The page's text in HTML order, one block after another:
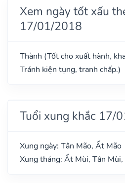
Xem ngày tốt xấu
17/01/2018
Thành (Tốt cho xuất hành,
Tránh kiện tụng, tranh chấp.)
Tuổi xung khắc 17/
Xung ngày: Tân Mão, Ất Mão
Xung tháng: Ất Mùi, Tân